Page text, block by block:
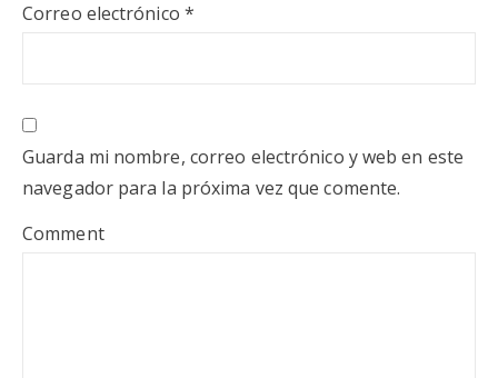
Correo electrónico *
Guarda mi nombre, correo electrónico y web en este
navegador para la próxima vez que comente.
Comment